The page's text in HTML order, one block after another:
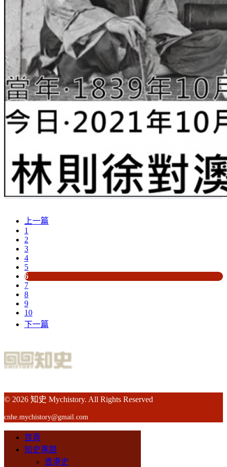
上一篇
1
2
3
4
5
6
7
8
9
10
下一篇
© 2026 知史 Mychistory. All Rights Reserved
cnhe.mychistory@gmail.com
首頁
知史專題
香港史